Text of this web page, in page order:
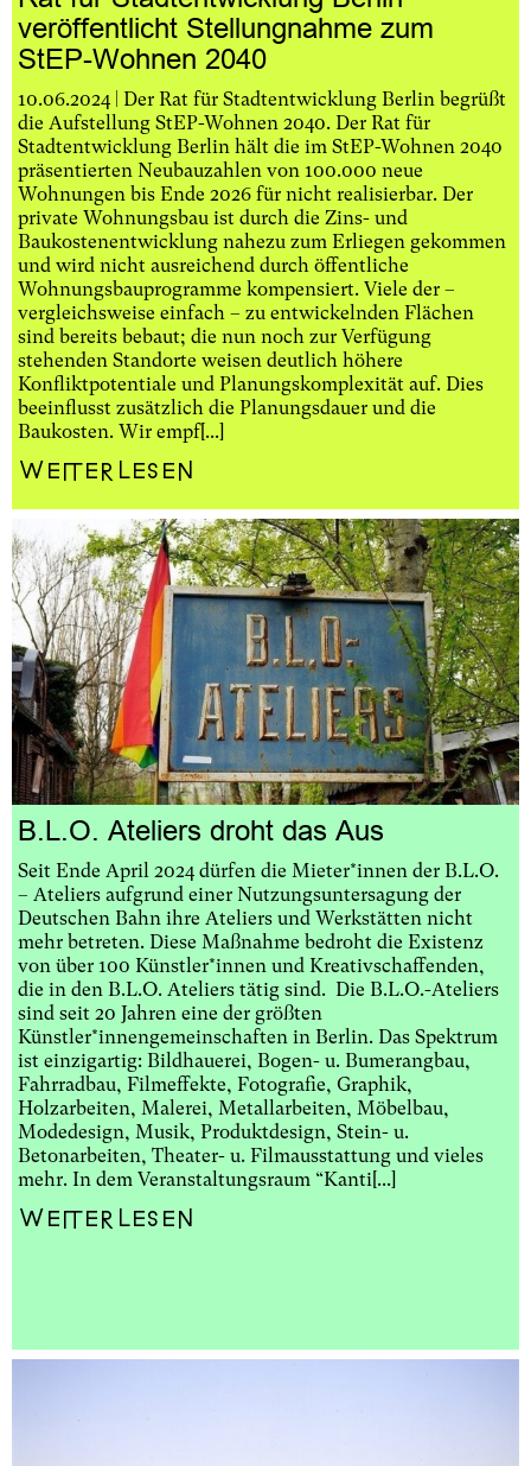
veröffentlicht Stellungnahme zum
StEP-Wohnen 2040
10.06.2024 | Der Rat für Stadtentwicklung Berlin begrüßt
die Aufstellung StEP-Wohnen 2040. Der Rat für
Stadtentwicklung Berlin hält die im StEP-Wohnen 2040
präsentierten Neubauzahlen von 100.000 neue
Wohnungen bis Ende 2026 für nicht realisierbar. Der
private Wohnungsbau ist durch die Zins- und
Baukostenentwicklung nahezu zum Erliegen gekommen
und wird nicht ausreichend durch öffentliche
Wohnungsbauprogramme kompensiert. Viele der –
vergleichsweise einfach – zu entwickelnden Flächen
sind bereits bebaut; die nun noch zur Verfügung
stehenden Standorte weisen deutlich höhere
Konfliktpotentiale und Planungskomplexität auf. Dies
beeinflusst zusätzlich die Planungsdauer und die
Baukosten. Wir empf[...]
Weiterlesen
B​.​L​.​O. Ateliers droht das Aus
Seit Ende April 2024 dürfen die Mieter*innen der B.L.O.
– Ateliers aufgrund einer Nutzungsuntersagung der
Deutschen Bahn ihre Ateliers und Werkstätten nicht
mehr betreten. Diese Maßnahme bedroht die Existenz
von über 100 Künstler*innen und Kreativschaffenden,
die in den B.L.O. Ateliers tätig sind. Die B.L.O.-Ateliers
sind seit 20 Jahren eine der größten
Künstler*innengemeinschaften in Berlin. Das Spektrum
ist einzigartig: Bildhauerei, Bogen- u. Bumerangbau,
Fahrradbau, Filmeffekte, Fotografie, Graphik,
Holzarbeiten, Malerei, Metallarbeiten, Möbelbau,
Modedesign, Musik, Produktdesign, Stein- u.
Betonarbeiten, Theater- u. Filmausstattung und vieles
mehr. In dem Veranstaltungsraum “Kanti[...]
Weiterlesen